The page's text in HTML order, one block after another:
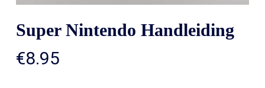
Super Nintendo Handleiding
€8.95